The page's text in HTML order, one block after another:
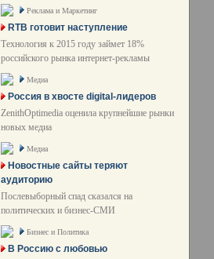
Реклама и Маркетинг
RTB готовит наступление
Технология к 2015 году займет 18%
российского рынка интернет-рекламы
Медиа
Россия в хвосте digital-лидеров
ZenithOptimedia оценила крупнейшие рынки
новых медиа
Медиа
Новостные сайты теряют
аудиторию
Послевыборный спад сказался на
политических и бизнес-СМИ
Бизнес и Политика
В Россию с любовью